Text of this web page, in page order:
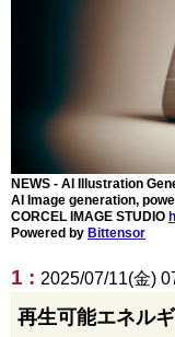
NEWS - AI Illustration
AI Image generation,
CORCEL IMAGE STUDIO
Powered by Bittensor
1 : 2025/07/11(金)
再生可能エネル